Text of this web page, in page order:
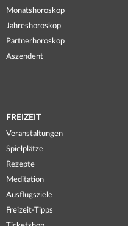
Monatshoroskop
Jahreshoroskop
Partnerhoroskop
Aszendent
FREIZEIT
Veranstaltungen
Spielplätze
Rezepte
Meditation
Ausflugsziele
Freizeit-Tipps